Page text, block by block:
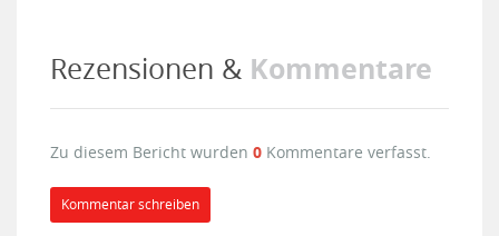
Rezensionen & Kommentare
Zu diesem Bericht wurden 0 Kommentare verfasst.
Kommentar schreiben